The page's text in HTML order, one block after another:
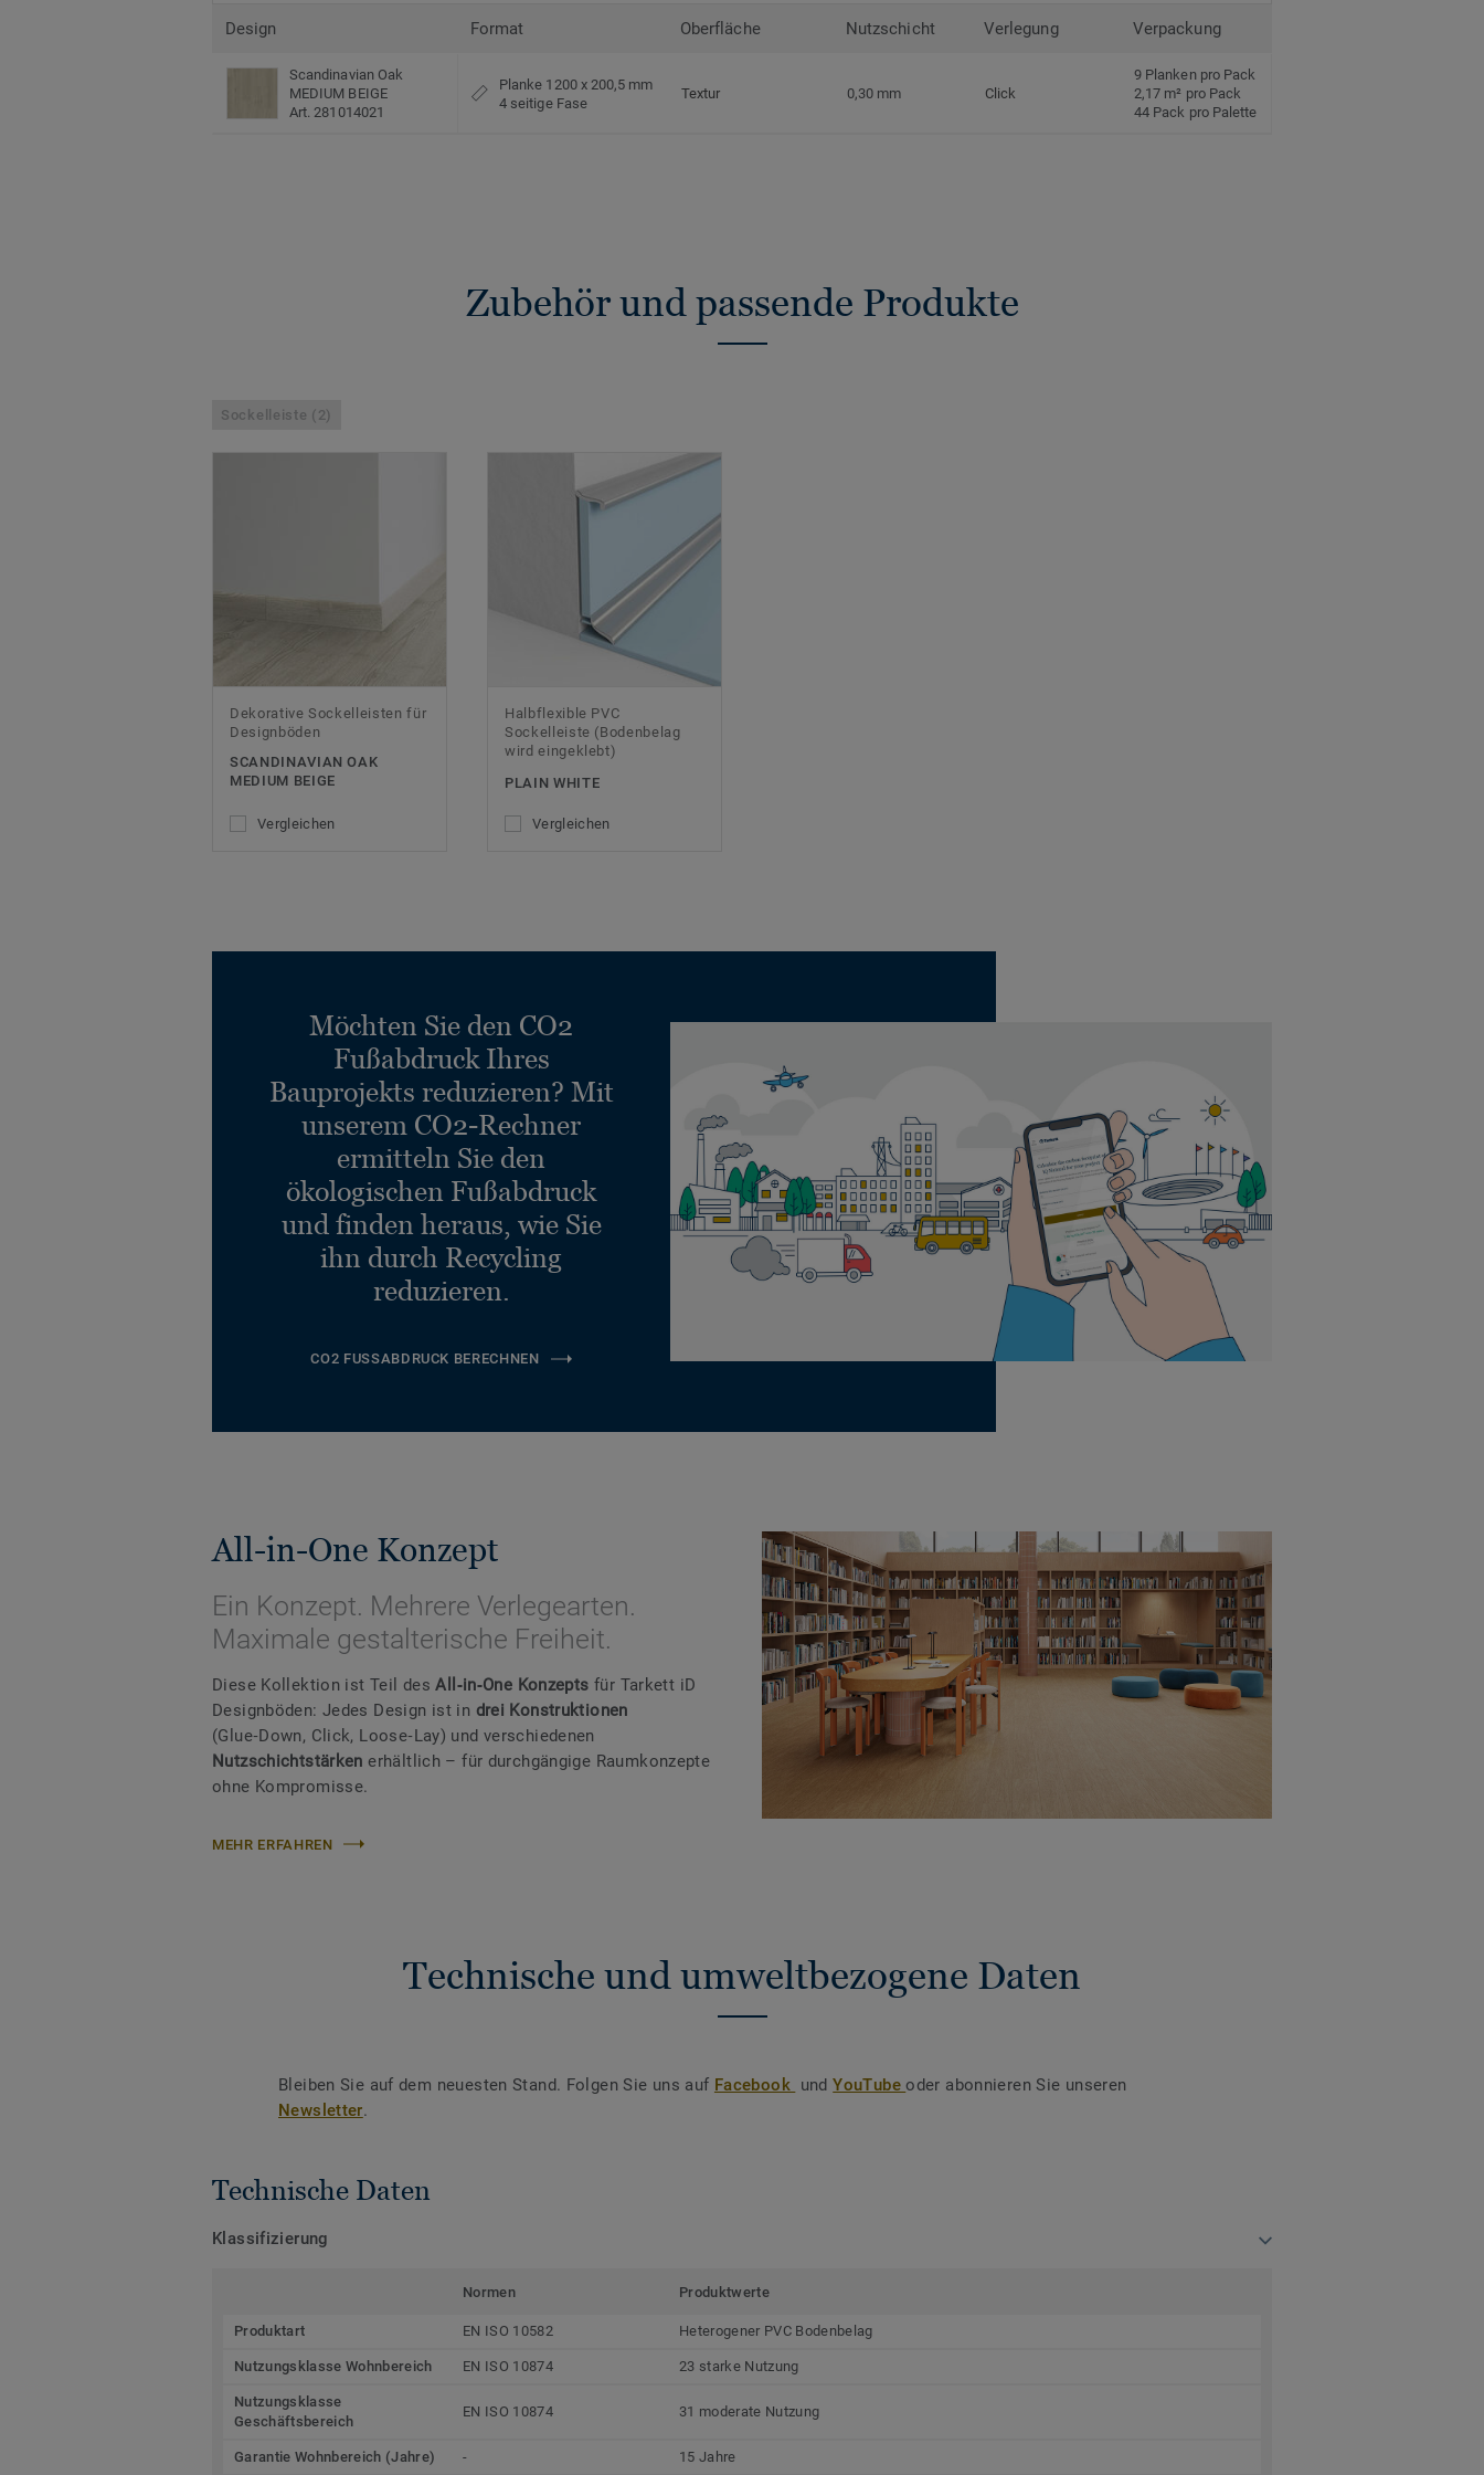
Design Format Oberfläche Nutzschicht Verlegung Verpackung
Scandinavian Oak
MEDIUM BEIGE
Art. 281014021
Planke 1200 x 200,5 mm
4 seitige Fase
Textur 0,30 mm Click
9 Planken pro Pack
2,17 m² pro Pack
44 Pack pro Palette
Zubehör und passende Produkte
Sockelleiste (2)
Dekorative Sockelleisten für
Designböden
SCANDINAVIAN OAK
MEDIUM BEIGE
Vergleichen
Halbflexible PVC
Sockelleiste (Bodenbelag
wird eingeklebt)
PLAIN WHITE
Vergleichen
Möchten Sie den CO2
Fußabdruck Ihres
Bauprojekts reduzieren? Mit
unserem CO2-Rechner
ermitteln Sie den
ökologischen Fußabdruck
und finden heraus, wie Sie
ihn durch Recycling
reduzieren.
CO2 FUSSABDRUCK BERECHNEN
All-in-One Konzept
Ein Konzept. Mehrere Verlegearten.
Maximale gestalterische Freiheit.
Diese Kollektion ist Teil desAll‑in‑One Konzepts für Tarkett iD
Designböden: Jedes Design ist in drei Konstruktionen
(Glue‑Down, Click, Loose‑Lay) und verschiedenen
Nutzschichtstärken erhältlich – für durchgängige Raumkonzepte
ohne Kompromisse.
MEHR ERFAHREN
Technische und umweltbezogene Daten
Bleiben Sie auf dem neuesten Stand. Folgen Sie uns auf Facebook undYouTubeoder abonnieren Sie unseren
Newsletter.
Technische Daten
Klassifizierung
Normen Produktwerte
Produktart EN ISO 10582 Heterogener PVC Bodenbelag
Nutzungsklasse Wohnbereich EN ISO 10874 23 starke Nutzung
Nutzungsklasse
Geschäftsbereich
EN ISO 10874 31 moderate Nutzung
Garantie Wohnbereich (Jahre) - 15 Jahre